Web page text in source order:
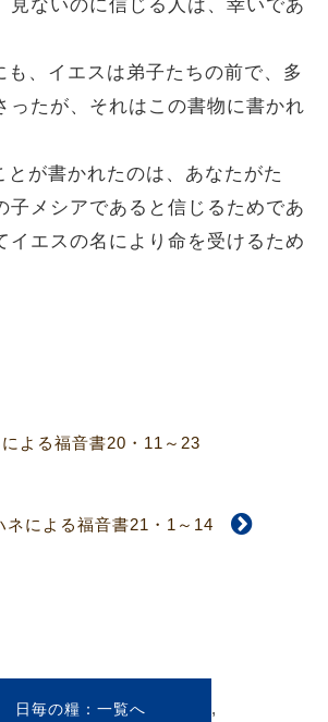
見ないのに信じる人は、幸いであ
も、イエスは弟子たちの前で、多
ったが、それはこの書物に書かれ
とが書かれたのは、あなたがた
子メシアであると信じるためであ
イエスの名により命を受けるため
よる福音書20・11～23
ネによる福音書21・1～14
日毎の糧 ,